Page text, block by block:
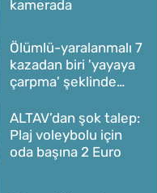
kamerada
Ölümlü-yaralanmalı 7
kazadan biri 'yayaya
çarpma' şeklinde
ALTAV’dan şok talep:
Plaj voleybolu için
oda başına 2 Euro